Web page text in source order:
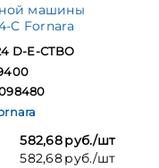
машины
C Fornara
D-E-СTBO
582,68 руб./шт
582,68 руб./шт